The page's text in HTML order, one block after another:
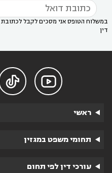
במשלוח הטופס אני מסכים לקבל
דין


ראשי
תחומי משפט במגזין
עורכי דין לפי תחום